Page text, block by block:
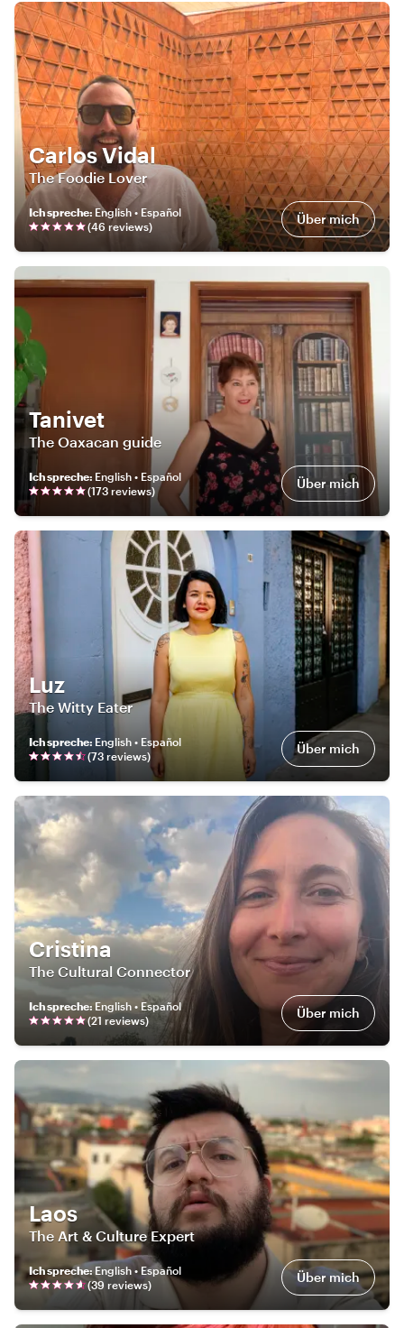
Carlos Vidal
The Foodie Lover
Ich spreche: English • Español
(46 reviews) Über mich
Tanivet
The Oaxacan guide
Ich spreche: English • Español
(173 reviews) Über mich
Luz
The Witty Eater
Ich spreche: English • Español
(73 reviews) Über mich
Cristina
The Cultural Connector
Ich spreche: English • Español
(21 reviews) Über mich
Laos
The Art & Culture Expert
Ich spreche: English • Español
(39 reviews) Über mich